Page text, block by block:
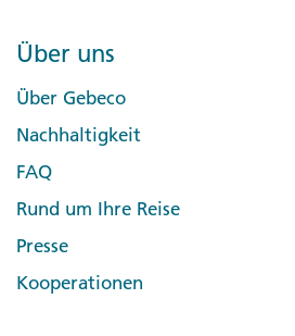
Über uns
Über Gebeco
Nachhaltigkeit
FAQ
Rund um Ihre Reise
Presse
Kooperationen